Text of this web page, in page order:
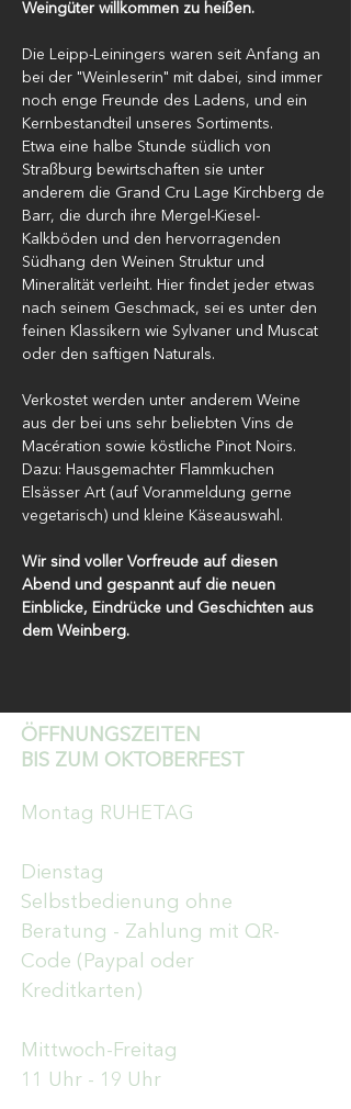
Weingüter willkommen zu heißen.
Die Leipp-Leiningers waren seit Anfang an
bei der "Weinleserin" mit dabei, sind immer
noch enge Freunde des Ladens, und ein
Kernbestandteil unseres Sortiments.
Etwa eine halbe Stunde südlich von
Straßburg bewirtschaften sie unter
anderem die Grand Cru Lage Kirchberg de
Barr, die durch ihre Mergel-Kiesel-
Kalkböden und den hervorragenden
Südhang den Weinen Struktur und
Mineralität verleiht. Hier findet jeder etwas
nach seinem Geschmack, sei es unter den
feinen Klassikern wie Sylvaner und Muscat
oder den saftigen Naturals.
Verkostet werden unter anderem Weine
aus der bei uns sehr beliebten Vins de
Macération sowie köstliche Pinot Noirs.
Dazu: Hausgemachter Flammkuchen
Elsässer Art (auf Voranmeldung gerne
vegetarisch) und kleine Käseauswahl.
Wir sind voller Vorfreude auf diesen
Abend und gespannt auf die neuen
Einblicke, Eindrücke und Geschichten aus
dem Weinberg.
ÖFFNUNGSZEITEN
BIS ZUM OKTOBERFEST
Montag RUHETAG
Dienstag
Selbstbedienung ohne
Beratung - Zahlung mit QR-
Code (Paypal oder
Kreditkarten)
Mittwoch-Freitag
11 Uhr - 19 Uhr